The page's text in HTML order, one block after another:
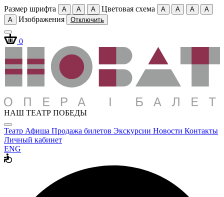
Размер шрифта A A A Цветовая схема A A A
A
A
Изображения Отключить
0
НАШ ТЕАТР ПОБЕДЫ
Театр Афиша Продажа билетов Экскурсии Новости Контакты
Личный кабинет
ENG